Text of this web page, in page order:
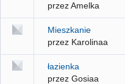
przez Amelka
Mieszkanie
przez Karolinaa
łazienka
przez Gosiaa